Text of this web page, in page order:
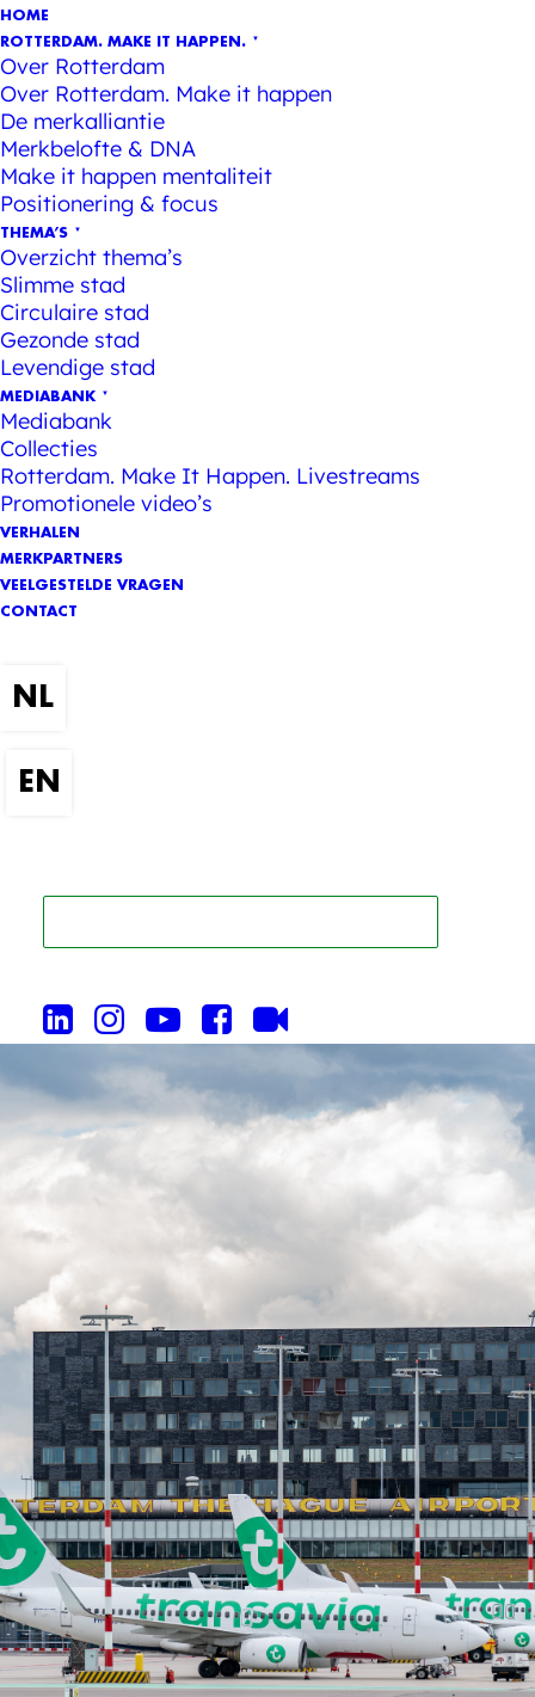
HOME
ROTTERDAM. MAKE IT HAPPEN.
Over Rotterdam
Over Rotterdam. Make it happen
De merkalliantie
Merkbelofte & DNA
Make it happen mentaliteit
Positionering & focus
THEMA’S
Overzicht thema’s
Slimme stad
Circulaire stad
Gezonde stad
Levendige stad
MEDIABANK
Mediabank
Collecties
Rotterdam. Make It Happen. Livestreams
Promotionele video’s
VERHALEN
MERKPARTNERS
VEELGESTELDE VRAGEN
CONTACT